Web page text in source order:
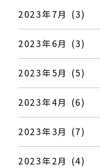
2023年7月 (3)
2023年6月 (3)
2023年5月 (5)
2023年4月 (6)
2023年3月 (7)
2023年2月 (4)